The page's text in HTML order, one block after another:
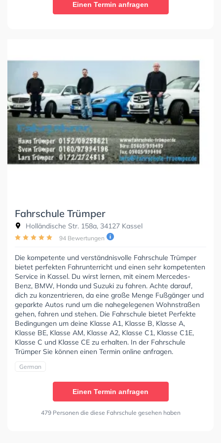
Einen Termin anfragen
Fahrschule Trümper
Holländische Str. 158a, 34127 Kassel
94 Bewertungen
Die kompetente und verständnisvolle Fahrschule Trümper
bietet perfekten Fahrunterricht und einen sehr kompetenten
Service in Kassel. Du wirst lernen, mit einem Mercedes-
Benz, BMW, Honda und Suzuki zu fahren. Achte darauf,
dich zu konzentrieren, da eine große Menge Fußgänger und
geparkte Autos rund um die nahegelegenen Wohnstraßen
gehen, fahren und stehen. Die Fahrschule bietet Perfekte
Bedingungen um deine Klasse A1, Klasse B, Klasse A,
Klasse BE, Klasse AM, Klasse A2, Klasse C1, Klasse C1E,
Klasse C und Klasse CE zu erhalten. In der Fahrschule
Trümper Sie können einen Termin online anfragen.
German
Einen Termin anfragen
479 Personen die diese Fahrschule gesehen haben